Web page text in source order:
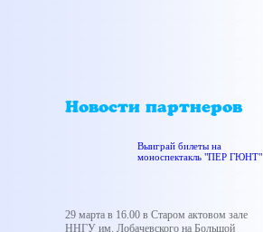
Новости партнеров
Выиграй билеты на
моноспектакль "ПЕР ГЮНТ"
29 марта в 16.00 в Старом актовом зале
ННГУ им. Лобачевского на Большой